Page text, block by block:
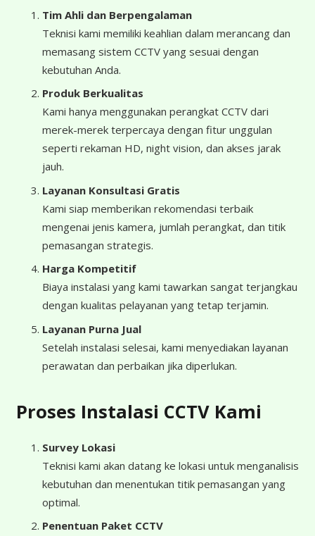
Tim Ahli dan Berpengalaman
Teknisi kami memiliki keahlian dalam merancang dan
memasang sistem CCTV yang sesuai dengan
kebutuhan Anda.
Produk Berkualitas
Kami hanya menggunakan perangkat CCTV dari
merek-merek terpercaya dengan fitur unggulan
seperti rekaman HD, night vision, dan akses jarak
jauh.
Layanan Konsultasi Gratis
Kami siap memberikan rekomendasi terbaik
mengenai jenis kamera, jumlah perangkat, dan titik
pemasangan strategis.
Harga Kompetitif
Biaya instalasi yang kami tawarkan sangat terjangkau
dengan kualitas pelayanan yang tetap terjamin.
Layanan Purna Jual
Setelah instalasi selesai, kami menyediakan layanan
perawatan dan perbaikan jika diperlukan.
Proses Instalasi CCTV Kami
Survey Lokasi
Teknisi kami akan datang ke lokasi untuk menganalisis
kebutuhan dan menentukan titik pemasangan yang
optimal.
Penentuan Paket CCTV